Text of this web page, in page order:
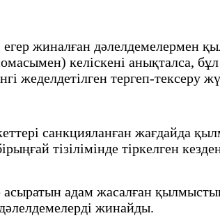
жиналған дәлелдемелермен
келіскені анықталса, бұл
жеделдетілген тергеп-тексеру
санкцияланған жағдайда
тізілімінде тіркелген
асыратын адам жасалған
жинайды.